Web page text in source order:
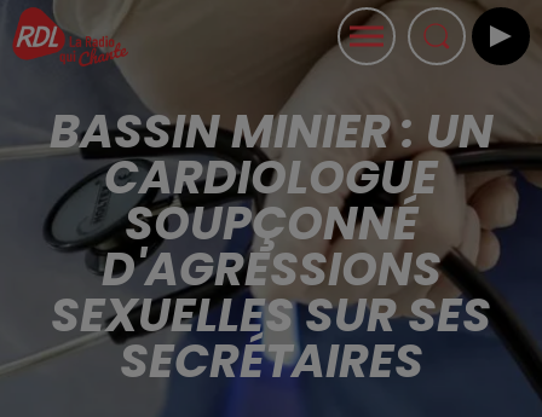
BASSIN MINIER : UN
CARDIOLOGUE
SOUPÇONNÉ
D'AGRESSIONS
SEXUELLES SUR SES
SECRÉTAIRES